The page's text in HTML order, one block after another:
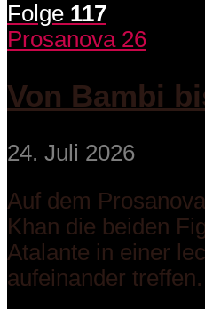
Folge 117
Prosanova 26
Von Bambi
24. Juli 2026
Auf dem
Khan die beiden
Atalante in einer
aufeinander